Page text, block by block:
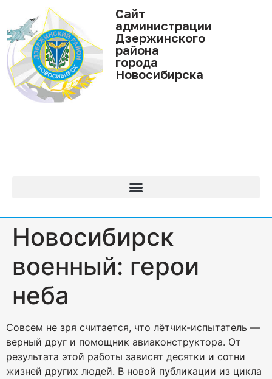
Cайт
администрации
Дзержинского
района
города
Новосибирска
Новосибирск
военный: герои
неба
Совсем не зря считается, что лётчик-испытатель —
верный друг и помощник авиаконструктора. От
результата этой работы зависят десятки и сотни
жизней других людей. В новой публикации из цикла